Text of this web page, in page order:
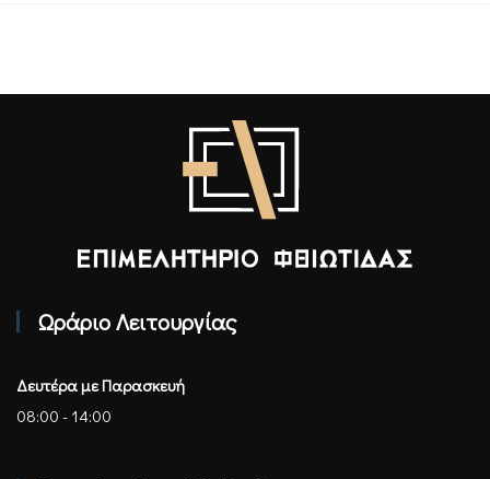
Ωράριο Λειτουργίας
Δευτέρα με Παρασκευή
08:00 - 14:00